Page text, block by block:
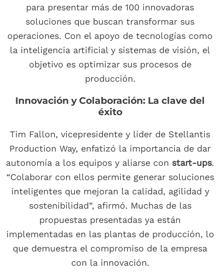
para presentar más de 100 innovadoras
soluciones que buscan transformar sus
operaciones. Con el apoyo de tecnologías como
la inteligencia artificial y sistemas de visión, el
objetivo es optimizar sus procesos de
producción.
Innovación y Colaboración: La clave del
éxito
Tim Fallon, vicepresidente y líder de Stellantis
Production Way, enfatizó la importancia de dar
autonomía a los equipos y aliarse con start-ups.
“Colaborar con ellos permite generar soluciones
inteligentes que mejoran la calidad, agilidad y
sostenibilidad”, afirmó. Muchas de las
propuestas presentadas ya están
implementadas en las plantas de producción, lo
que demuestra el compromiso de la empresa
con la innovación.